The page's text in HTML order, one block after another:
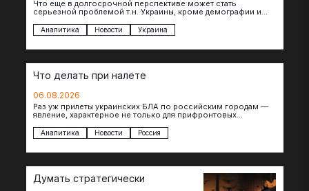
Что еще в долгосрочной перспективе может стать
серьезной проблемой т.н. Украины, кроме демографии и
которых будет…
Аналитика Новости Украина
Что делать при налете
06.08.2026
Раз уж прилеты украинских БЛА по российским городам —
явление, характерное не только для прифронтовых
Аналитика Новости Россия
Думать стратегически